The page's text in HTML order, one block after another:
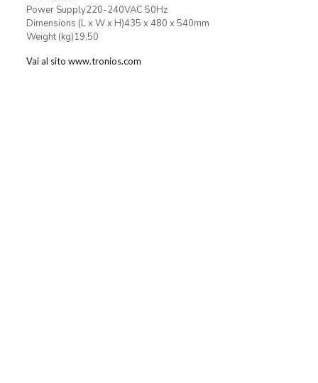
Power Supply220-240VAC 50Hz
Dimensions (L x W x H)435 x 480 x 540mm
Weight (kg)19,50
Vai al sito www.tronios.com